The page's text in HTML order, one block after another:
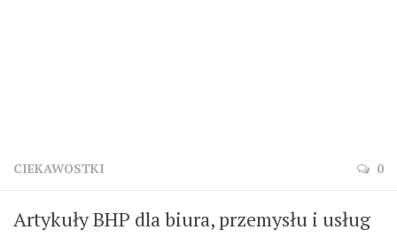
CIEKAWOSTKI 0
Artykuły BHP dla biura, przemysłu i usług